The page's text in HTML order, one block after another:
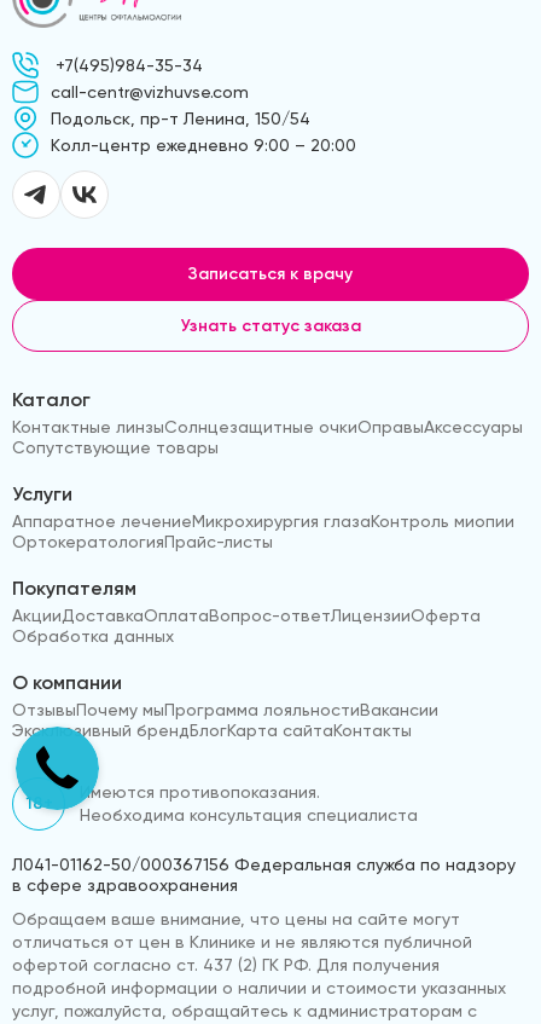
+7(495)984-35-34
call-centr@vizhuvse.com
Подольск, пр-т Ленина, 150/54
Kолл-центр ежедневно 9:00 – 20:00
Записаться к врачу
Узнать статус заказа
Каталог
Контактные линзыСолнцезащитные очкиОправыАксессуары
Сопутствующие товары
Услуги
Аппаратное лечениеМикрохирургия глазаКонтроль миопии
ОртокератологияПрайс-листы
Покупателям
АкцииДоставкаОплатаВопрос-ответЛицензииОферта
Обработка данных
О компании
ОтзывыПочему мыПрограмма лояльностиВакансии
Эксклюзивный брендБлогКарта сайтаКонтакты
18+
Имеются противопоказания.
Необходима консультация специалиста
Л041-01162-50/000367156 Федеральная служба по надзору
в сфере здравоохранения
Обращаем ваше внимание, что цены на сайте могут
отличаться от цен в Клинике и не являются публичной
офертой согласно ст. 437 (2) ГК РФ. Для получения
подробной информации о наличии и стоимости указанных
услуг, пожалуйста, обращайтесь к администраторам с